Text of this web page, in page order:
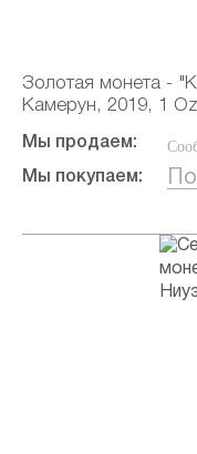
Золотая монета -
Камерун, 2019, 1 Oz
Мы продаем:
Мы покупаем: